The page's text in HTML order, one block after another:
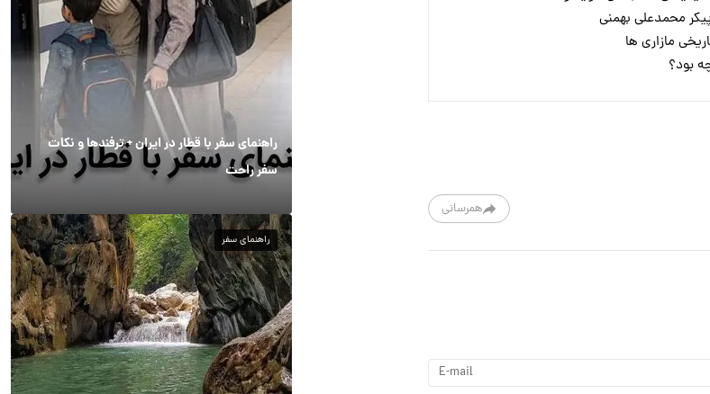
محمدعلی بهمنی
مازاری ها
بود؟
همرسانی
راهنمای سفر با قطار در ایران + ترفندها و نکات
سفر راحت
راهنمای سفر